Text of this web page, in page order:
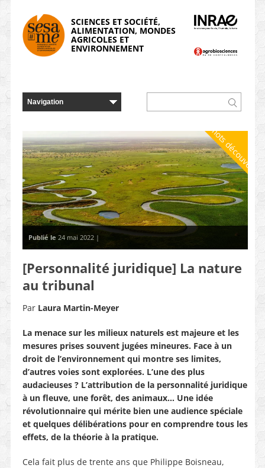
SCIENCES ET SOCIÉTÉ,
ALIMENTATION, MONDES
AGRICOLES ET
ENVIRONNEMENT
À mots découverts
Publié le 24 mai 2022 |
[Personnalité juridique] La nature
au tribunal
Par Laura Martin-Meyer
La menace sur les milieux naturels est majeure et les
mesures prises souvent jugées mineures. Face à un
droit de l’environnement qui montre ses limites,
d’autres voies sont explorées. L’une des plus
audacieuses ? L’attribution de la personnalité juridique
à un fleuve, une forêt, des animaux… Une idée
révolutionnaire qui mérite bien une audience spéciale
et quelques délibérations pour en comprendre tous les
effets, de la théorie à la pratique.
Cela fait plus de trente ans que Philippe Boisneau,